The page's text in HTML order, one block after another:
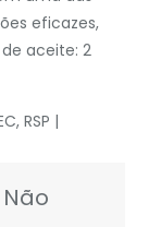
eficazes,
aceite: 2
RSP |
Não